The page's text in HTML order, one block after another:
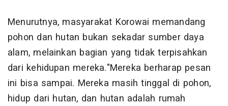
Menurutnya, masyarakat Korowai memandang
pohon dan hutan bukan sekadar sumber daya
alam, melainkan bagian yang tidak terpisahkan
dari kehidupan mereka."Mereka berharap pesan
ini bisa sampai. Mereka masih tinggal di pohon,
hidup dari hutan, dan hutan adalah rumah